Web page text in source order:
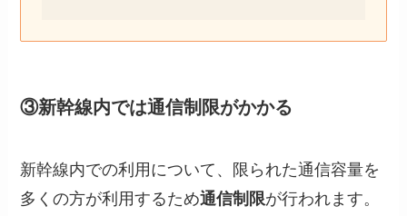
③新幹線内では通信制限がかかる
新幹線内での利用について、限られた通信容量を
多くの方が利用するため通信制限が行われます。